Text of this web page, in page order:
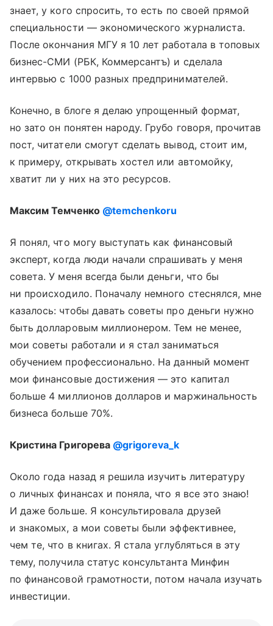
знает, у кого спросить, то есть по своей прямой
специальности — экономического журналиста.
После окончания МГУ я 10 лет работала в топовых
бизнес-СМИ (РБК, Коммерсантъ) и сделала
интервью с 1000 разных предпринимателей.
Конечно, в блоге я делаю упрощенный формат,
но зато он понятен народу. Грубо говоря, прочитав
пост, читатели смогут сделать вывод, стоит им,
к примеру, открывать хостел или автомойку,
хватит ли у них на это ресурсов.
Максим Темченко @temchenkoru
Я понял, что могу выступать как финансовый
эксперт, когда люди начали спрашивать у меня
совета. У меня всегда были деньги, что бы
ни происходило. Поначалу немного стеснялся, мне
казалось: чтобы давать советы про деньги нужно
быть долларовым миллионером. Тем не менее,
мои советы работали и я стал заниматься
обучением профессионально. На данный момент
мои финансовые достижения — это капитал
больше 4 миллионов долларов и маржинальность
бизнеса больше 70%.
Кристина Григорева @grigoreva_k
Около года назад я решила изучить литературу
о личных финансах и поняла, что я все это знаю!
И даже больше. Я консультировала друзей
и знакомых, а мои советы были эффективнее,
чем те, что в книгах. Я стала углубляться в эту
тему, получила статус консультанта Минфин
по финансовой грамотности, потом начала изучать
инвестиции.